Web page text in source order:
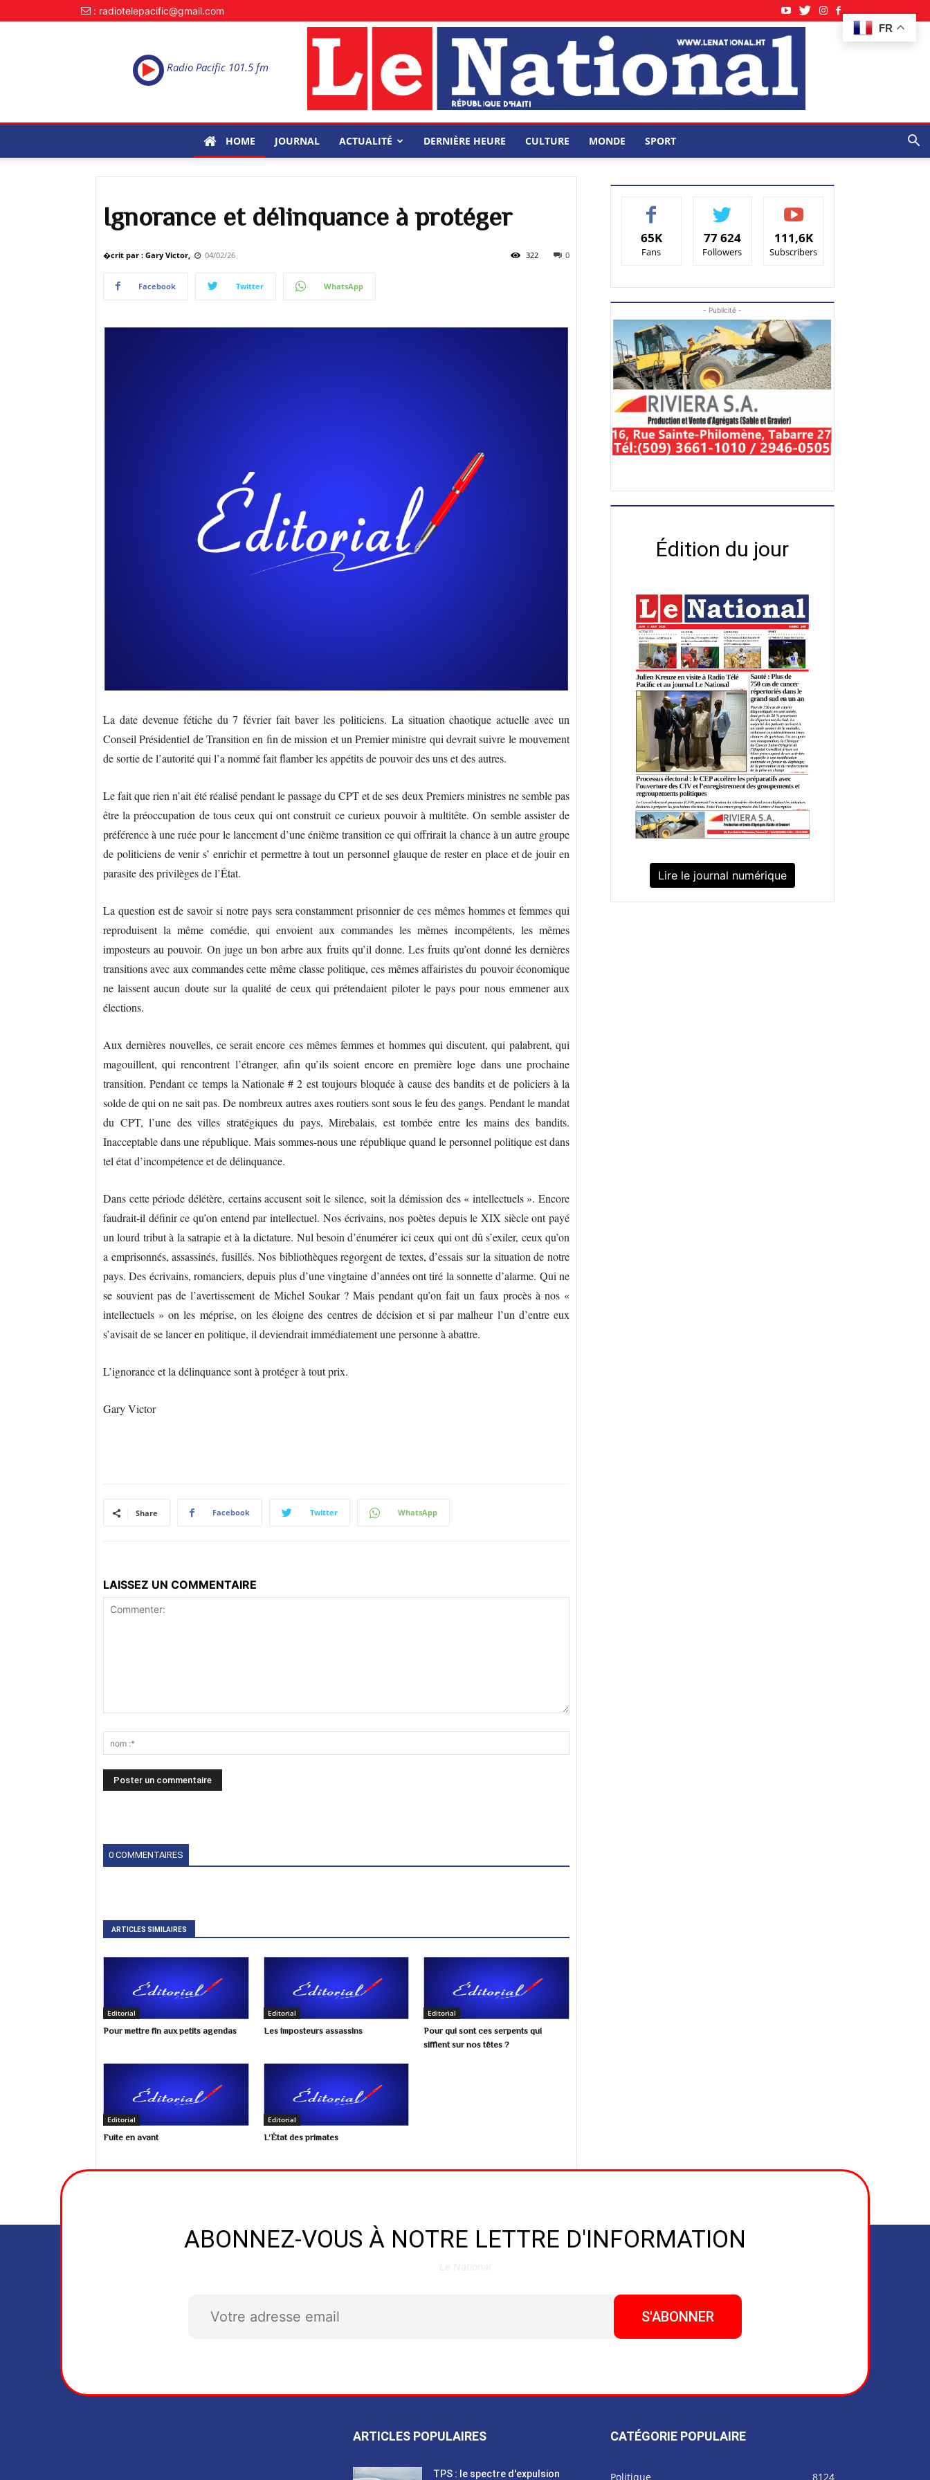
FR
: radiotelepacific@gmail.com
Radio Pacific 101.5 fm
HOME JOURNAL ACTUALITÉ DERNIÈRE HEURE CULTURE MONDE SPORT
Ignorance et délinquance à protéger
�crit par : Gary Victor, 04/02/26 0
322
Facebook Twitter WhatsApp
La date devenue fétiche du 7 février fait baver les politiciens. La situation chaotique actuelle avec un
Conseil Présidentiel de Transition en fin de mission et un Premier ministre qui devrait suivre le mouvement
de sortie de l’autorité qui l’a nommé fait flamber les appétits de pouvoir des uns et des autres.
Le fait que rien n’ait été réalisé pendant le passage du CPT et de ses deux Premiers ministres ne semble pas
être la préoccupation de tous ceux qui ont construit ce curieux pouvoir à multitête. On semble assister de
préférence à une ruée pour le lancement d’une énième transition ce qui offrirait la chance à un autre groupe
de politiciens de venir s’ enrichir et permettre à tout un personnel glauque de rester en place et de jouir en
parasite des privilèges de l’État.
La question est de savoir si notre pays sera constamment prisonnier de ces mêmes hommes et femmes qui
reproduisent la même comédie, qui envoient aux commandes les mêmes incompétents, les mêmes
imposteurs au pouvoir. On juge un bon arbre aux fruits qu’il donne. Les fruits qu’ont donné les dernières
transitions avec aux commandes cette même classe politique, ces mêmes affairistes du pouvoir économique
ne laissent aucun doute sur la qualité de ceux qui prétendaient piloter le pays pour nous emmener aux
élections.
Aux dernières nouvelles, ce serait encore ces mêmes femmes et hommes qui discutent, qui palabrent, qui
magouillent, qui rencontrent l’étranger, afin qu’ils soient encore en première loge dans une prochaine
transition. Pendant ce temps la Nationale # 2 est toujours bloquée à cause des bandits et de policiers à la
solde de qui on ne sait pas. De nombreux autres axes routiers sont sous le feu des gangs. Pendant le mandat
du CPT, l’une des villes stratégiques du pays, Mirebalais, est tombée entre les mains des bandits.
Inacceptable dans une république. Mais sommes-nous une république quand le personnel politique est dans
tel état d’incompétence et de délinquance.
Dans cette période délétère, certains accusent soit le silence, soit la démission des « intellectuels ». Encore
faudrait-il définir ce qu’on entend par intellectuel. Nos écrivains, nos poètes depuis le XIX siècle ont payé
un lourd tribut à la satrapie et à la dictature. Nul besoin d’énumérer ici ceux qui ont dû s’exiler, ceux qu’on
a emprisonnés, assassinés, fusillés. Nos bibliothèques regorgent de textes, d’essais sur la situation de notre
pays. Des écrivains, romanciers, depuis plus d’une vingtaine d’années ont tiré la sonnette d’alarme. Qui ne
se souvient pas de l’avertissement de Michel Soukar ? Mais pendant qu’on fait un faux procès à nos «
intellectuels » on les méprise, on les éloigne des centres de décision et si par malheur l’un d’entre eux
s’avisait de se lancer en politique, il deviendrait immédiatement une personne à abattre.
L’ignorance et la délinquance sont à protéger à tout prix.
Gary Victor
Share Facebook Twitter WhatsApp
LAISSEZ UN COMMENTAIRE
0 COMMENTAIRES
ARTICLES SIMILAIRES
Editorial
Pour mettre fin aux petits agendas
Editorial
Les imposteurs assassins
Editorial
Pour qui sont ces serpents qui
sifflent sur nos têtes ?
Editorial
Fuite en avant
Editorial
L’État des primates
65K
Fans
77 624
Followers
111,6K
Subscribers
- Publicité -
Édition du jour
Lire le journal numérique
ABONNEZ-VOUS À NOTRE LETTRE D'INFORMATION
ARTICLES POPULAIRES
TPS : le spectre d'expulsion
CATÉGORIE POPULAIRE
Politique 8124